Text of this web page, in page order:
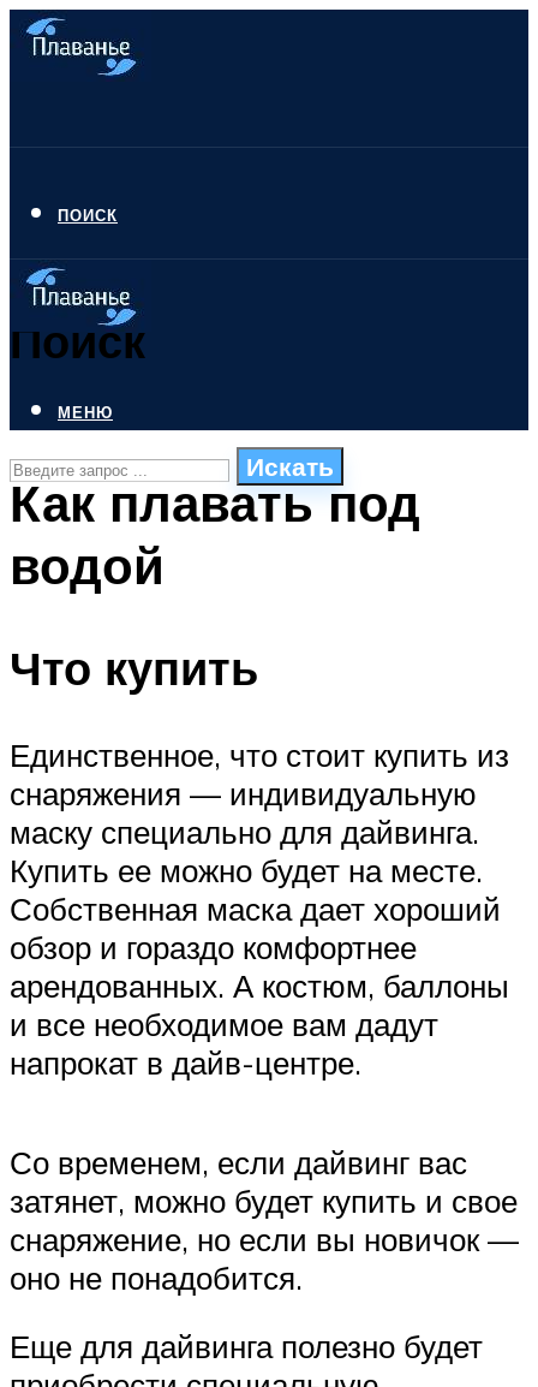
ПОИСК
Поиск
Искать
ПЛАВАНЬЕ ДЛЯ ДЕТЕЙ
ОЧИСТКА БАССЕЙНОВ
МЕНЮ
МЕНЮ
Как плавать под
водой
Что купить
Единственное, что стоит купить из
снаряжения — индивидуальную
маску специально для дайвинга.
Купить ее можно будет на месте.
Собственная маска дает хороший
обзор и гораздо комфортнее
арендованных. А костюм, баллоны
и все необходимое вам дадут
напрокат в дайв-центре.
Со временем, если дайвинг вас
затянет, можно будет купить и свое
снаряжение, но если вы новичок —
оно не понадобится.
Еще для дайвинга полезно будет